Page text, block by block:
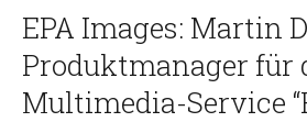
EPA Images: Martin
Produktmanager für
Multimedia-Service